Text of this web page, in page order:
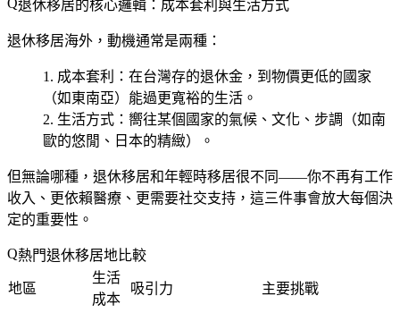
退休移居的核心邏輯：成本套利與生活方式
退休移居海外，動機通常是兩種：
成本套利
：在台灣存的退休金，到物價更低的國家
（如東南亞）能過更寬裕的生活。
生活方式 ：嚮往某個國家的氣候、文化、步調（如南
歐的悠閒、日本的精緻）。
但無論哪種，退休移居和年輕時移居很不同——你不再有工作
收入、更依賴醫療、更需要社交支持 ，這三件事會放大每個決
定的重要性。
熱門退休移居地比較
地區
生活
成本
吸引力 主要挑戰